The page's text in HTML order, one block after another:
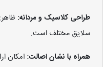
طراحی کلاسیک و مردانه:
سلایق مختلف است.
همراه با نشان اصالت: امکان